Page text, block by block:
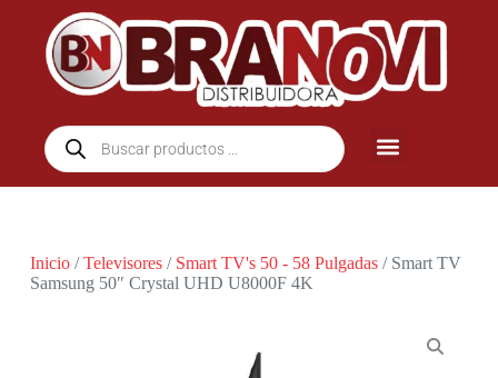
Inicio/Televisores/ Smart TV's 50 - 58 Pulgadas/ Smart TV
Samsung 50″ Crystal UHD U8000F 4K